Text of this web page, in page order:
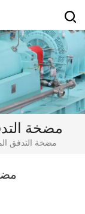
مضخة
مضخة التدفق